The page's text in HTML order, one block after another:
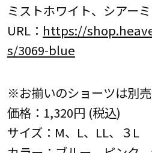
ミストホワイト、シアー
URL： https://
s/3069-blue
※お揃いのショーツは別売
価格：1,320円 (税込)
サイズ：M、L、LL、３L